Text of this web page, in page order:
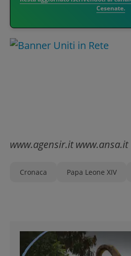
Cesenate.
www.agensir.it www.ansa.it
Cronaca Papa Leone XIV